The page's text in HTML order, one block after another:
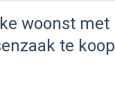
woonst met
te koop